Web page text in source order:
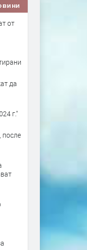
от
да
г."
после